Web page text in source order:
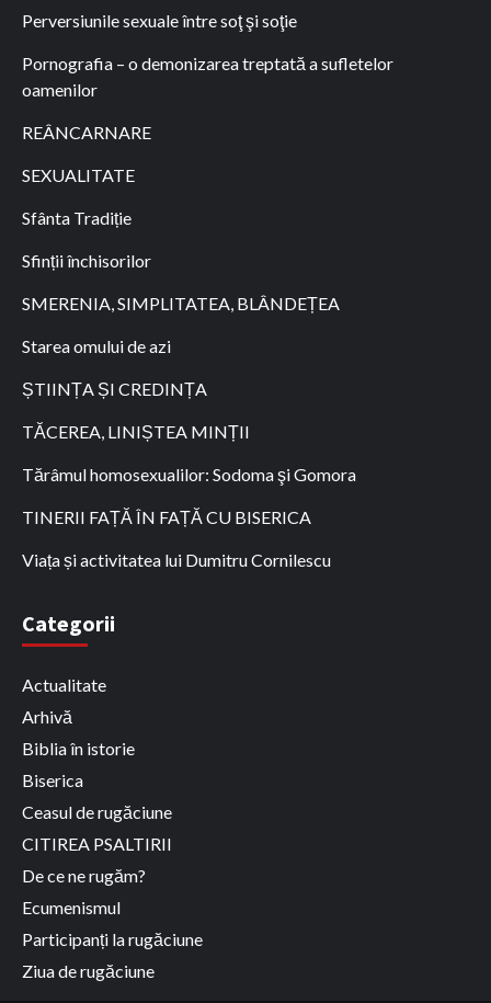
Perversiunile sexuale între soţ şi soţie
Pornografia – o demonizarea treptată a sufletelor
oamenilor
REÂNCARNARE
SEXUALITATE
Sfânta Tradiție
Sfinții închisorilor
SMERENIA, SIMPLITATEA, BLÂNDEȚEA
Starea omului de azi
ȘTIINȚA ȘI CREDINȚA
TĂCEREA, LINIȘTEA MINȚII
Tărâmul homosexualilor: Sodoma şi Gomora
TINERII FAȚĂ ÎN FAȚĂ CU BISERICA
Viața și activitatea lui Dumitru Cornilescu
Categorii
Actualitate
Arhivă
Biblia în istorie
Biserica
Ceasul de rugăciune
CITIREA PSALTIRII
De ce ne rugăm?
Ecumenismul
Participanți la rugăciune
Ziua de rugăciune